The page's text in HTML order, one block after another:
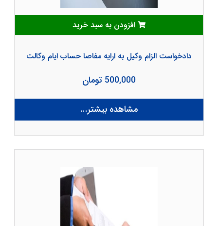
افزودن به سبد خرید
دادخواست الزام وکیل به ارایه مفاصا حساب ایام وکالت
500,000 تومان
مشاهده بیشتر...